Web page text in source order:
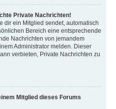
Private Nachrichten!
dir ein Mitglied sendet, automatisch
Bereich eine entsprechende
Nachrichten von jemandem
Administrator melden. Dieser
verbieten, Private Nachrichten zu
Mitglied dieses Forums